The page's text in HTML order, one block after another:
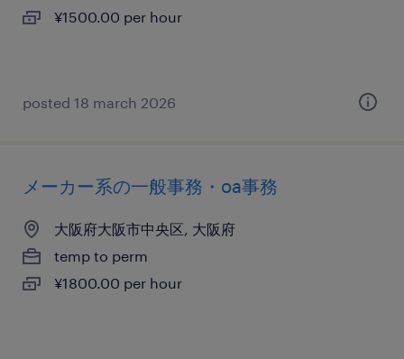
¥1500.00 per hour
posted 18 march 2026
メーカー系の一般事務・oa事務
大阪府大阪市中央区, 大阪府
temp to perm
¥1800.00 per hour